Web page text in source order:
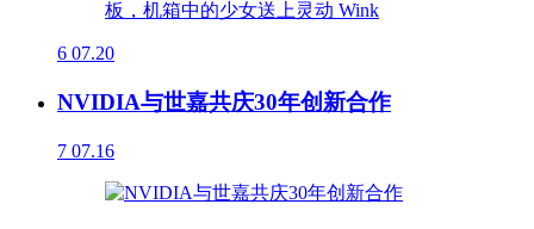
6 07.20
NVIDIA与世嘉共庆30年创新合作
7 07.16